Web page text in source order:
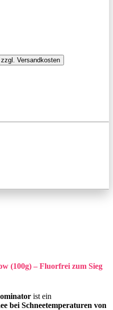
zzgl. Versandkosten
(100g) – Fluorfrei zum Sieg
ist ein
bei Schneetemperaturen von